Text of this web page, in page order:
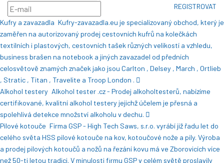
REGISTROVAT
Kufry a zavazadla Kufry-zavazadla.eu je specializovaný obchod, který je
zaměřen na autorizovaný prodej cestovních kufrů na kolečkách
textilních i plastových, cestovních tašek různých velikostí a vzhledu,
business brašen na notebook a jiných zavazadel od předních
celosvětově znamých značek jako jsou Carlton , Delsey , March , Ortlieb
, Stratic , Titan , Travelite a Troop London .
Alkohol testery Alkohol tester .cz - Prodej alkoholtesterů, nabízíme
certifikované, kvalitní alkohol testery jejichž účelem je přesná a
spolehlivá detekce množství alkoholu v dechu.
Pilové kotouče Firma GSP - High Tech Saws, s.r.o. vyrábí již řadu let do
celého světa HSS pilové kotouče na kov, kotoučové nože a pily. Výroba
a prodej pilových kotoučů a nožů na řezání kovu má ve Zborovicích více
než 50-ti letou tradici. V minulosti firmu GSP v celém světě proslavily